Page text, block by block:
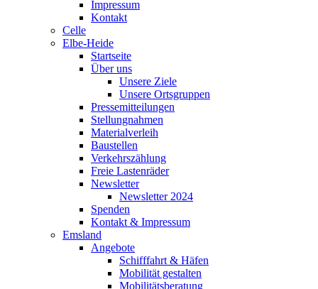
Impressum
Kontakt
Celle
Elbe-Heide
Startseite
Über uns
Unsere Ziele
Unsere Ortsgruppen
Pressemitteilungen
Stellungnahmen
Materialverleih
Baustellen
Verkehrszählung
Freie Lastenräder
Newsletter
Newsletter 2024
Spenden
Kontakt & Impressum
Emsland
Angebote
Schifffahrt & Häfen
Mobilität gestalten
Mobilitätsberatung